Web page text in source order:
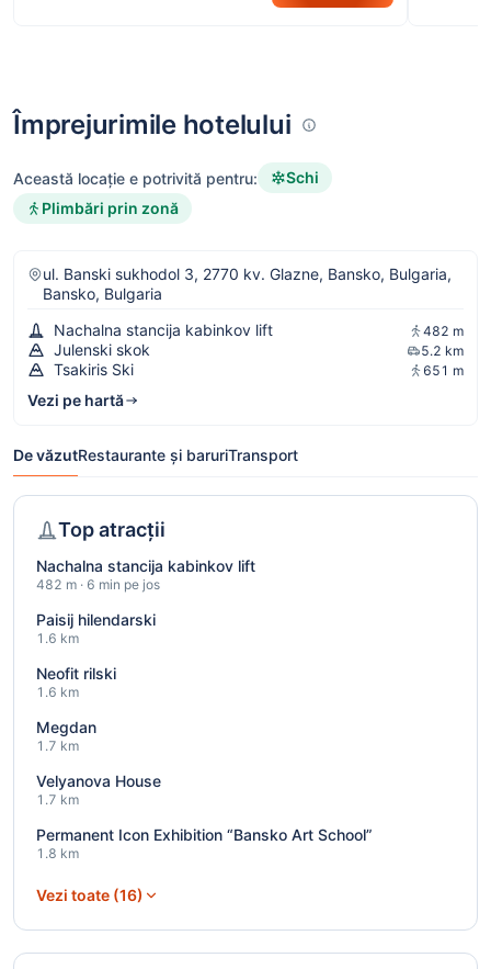
Împrejurimile hotelului
Această locație e potrivită pentru:
Schi
Plimbări prin zonă
ul. Banski sukhodol 3, 2770 kv. Glazne, Bansko, Bulgaria,
Bansko, Bulgaria
Nachalna stancija kabinkov lift
482 m
Julenski skok 5.2 km
Tsakiris Ski 651 m
Vezi pe hartă
De văzutRestaurante și baruriTransport
Top atracții
Nachalna stancija kabinkov lift
482 m · 6 min pe jos
Paisij hilendarski
1.6 km
Neofit rilski
1.6 km
Megdan
1.7 km
Velyanova House
1.7 km
Permanent Icon Exhibition “Bansko Art School”
1.8 km
Vezi toate (16)